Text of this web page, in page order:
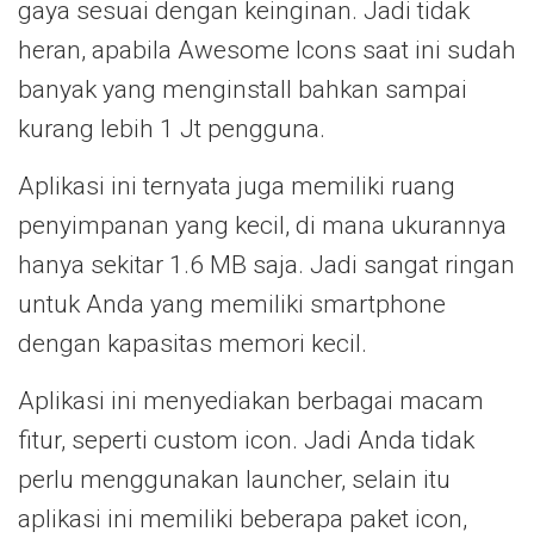
gaya sesuai dengan keinginan. Jadi tidak
heran, apabila Awesome Icons saat ini sudah
banyak yang menginstall bahkan sampai
kurang lebih 1 Jt pengguna.
Aplikasi ini ternyata juga memiliki ruang
penyimpanan yang kecil, di mana ukurannya
hanya sekitar 1.6 MB saja. Jadi sangat ringan
untuk Anda yang memiliki smartphone
dengan kapasitas memori kecil.
Aplikasi ini menyediakan berbagai macam
fitur, seperti custom icon. Jadi Anda tidak
perlu menggunakan launcher, selain itu
aplikasi ini memiliki beberapa paket icon,